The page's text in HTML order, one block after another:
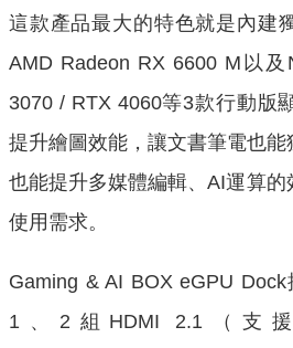
這款產品最大的特色就是內建
AMD Radeon RX 6600 M以及
3070 / RTX 4060等3款行動版
提升繪圖效能，讓文書筆電也能
也能提升多媒體編輯、AI運算的
使用需求。
Gaming & AI BOX eGPU
1、2組HDMI 2.1（支援